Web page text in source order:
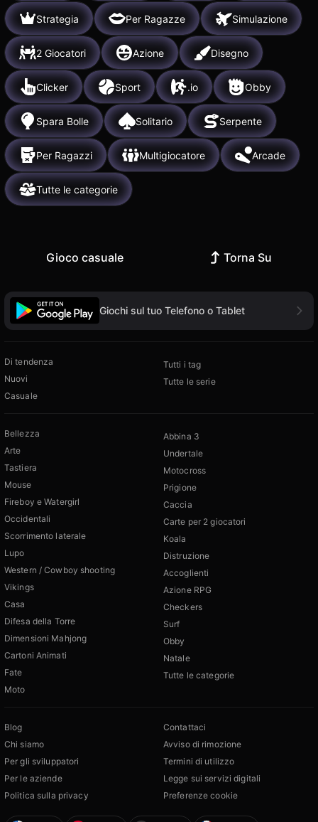
Strategia Per Ragazze Simulazione
2 Giocatori Azione Disegno
Clicker Sport .io Obby
Spara Bolle Solitario Serpente
Per Ragazzi Multigiocatore Arcade
Tutte le categorie
Gioco casuale Torna Su
Giochi sul tuo Telefono o Tablet
Di tendenza
Nuovi
Casuale
Tutti i tag
Tutte le serie
Bellezza
Arte
Tastiera
Mouse
Fireboy e Watergirl
Occidentali
Scorrimento laterale
Lupo
Western / Cowboy shooting
Vikings
Casa
Difesa della Torre
Dimensioni Mahjong
Cartoni Animati
Fate
Moto
Abbina 3
Undertale
Motocross
Prigione
Caccia
Carte per 2 giocatori
Koala
Distruzione
Accoglienti
Azione RPG
Checkers
Surf
Obby
Natale
Tutte le categorie
Blog
Chi siamo
Per gli sviluppatori
Per le aziende
Politica sulla privacy
Contattaci
Avviso di rimozione
Termini di utilizzo
Legge sui servizi digitali
Preferenze cookie